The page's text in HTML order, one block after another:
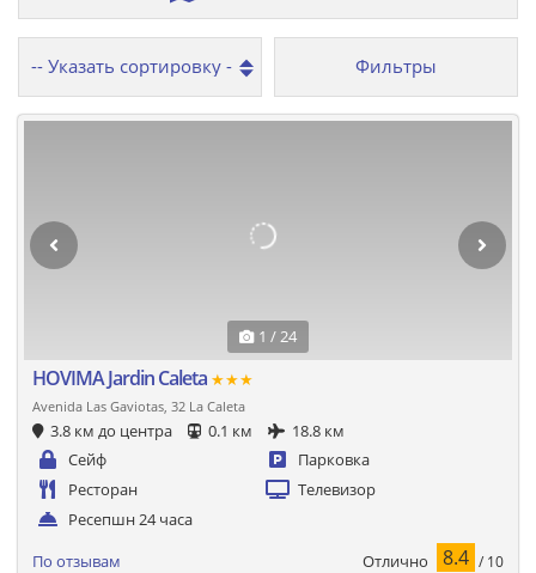
Фильтры
1 / 24
HOVIMA Jardin Caleta ★★★
Avenida Las Gaviotas, 32 La Caleta
3.8 км до центра 0.1 км
18.8 км
Сейф
Парковка
Ресторан
Телевизор
Ресепшн 24 часа
По отзывам Отлично 8.4 / 10